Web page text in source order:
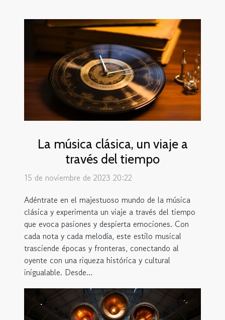
La música clásica, un viaje a
través del tiempo
15 de noviembre de 2023 20:22
Adéntrate en el majestuoso mundo de la música
clásica y experimenta un viaje a través del tiempo
que evoca pasiones y despierta emociones. Con
cada nota y cada melodía, este estilo musical
trasciende épocas y fronteras, conectando al
oyente con una riqueza histórica y cultural
inigualable. Desde...